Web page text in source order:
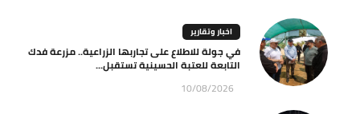
اخبار وتقارير
في جولة للاطلاع على تجاربها الزراعية.. مزرعة فدك
التابعة للعتبة الحسينية تستقبل...
10/08/2026